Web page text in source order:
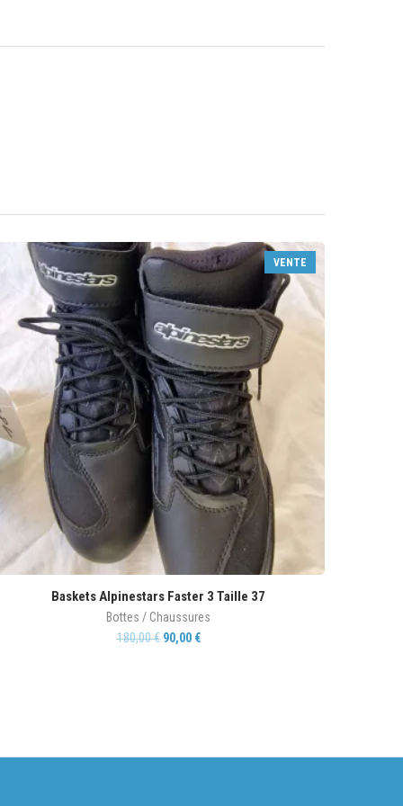
VENTE
Baskets Alpinestars Faster 3 Taille 37
Bottes / Chaussures
180,00€ 90,00 €